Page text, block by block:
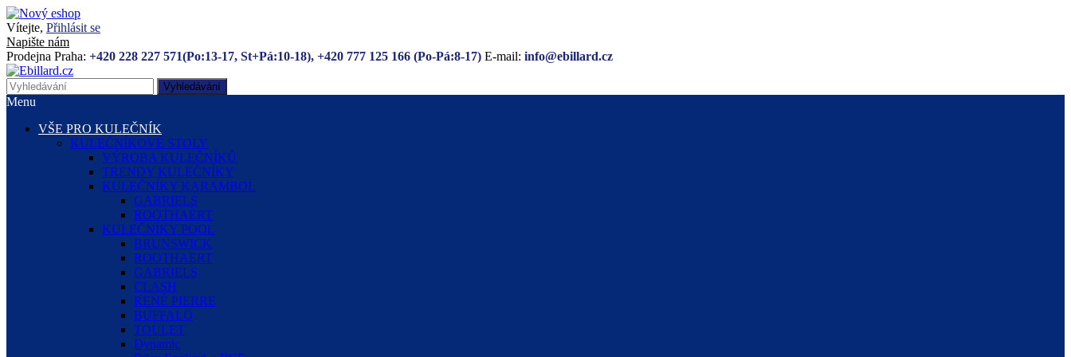
Vítejte, Přihlásit se
Napište nám
Prodejna Praha: +420 228 227 571(Po:13-17, St+Pá:10-18), +420 777 125 166 (Po-Pá:8-17) E-mail: info@ebillard.cz
Vyhledávání
Menu
VŠE PRO KULEČNÍK
KULEČNÍKOVÉ STOLY
VÝROBA KULEČNÍKŮ
TRENDY KULEČNÍKY
KULEČNÍKY KARAMBOL
GABRIELS
ROOTHAERT
KULEČNÍKY POOL
BRUNSWICK
ROOTHAERT
GABRIELS
CLASH
RENÉ PIERRE
BUFFALO
TOULET
Dynamic